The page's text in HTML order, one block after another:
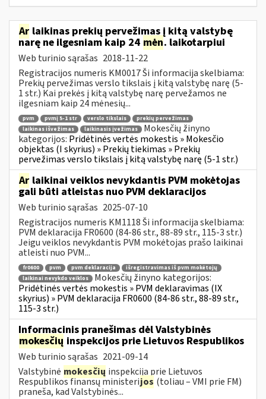
Ar laikinas prekių pervežimas į kitą valstybę
narę ne ilgesniam kaip 24 mėn. laikotarpiui
Web turinio sąrašas 2018-11-22
Registracijos numeris KM0017 Ši informacija skelbiama:
Prekių pervežimas verslo tikslais į kitą valstybę narę (5-
1 str.) Kai prekės į kitą valstybę narę pervežamos ne
ilgesniam kaip 24 mėnesių...
pvm pvmį 5-1 str verslo tikslais
prekių pervežimas
laikinas išvežimas
laikinasis įvežimas
Mokesčių žinyno
kategorijos: Pridėtinės vertės mokestis » Mokesčio
objektas (I skyrius) » Prekių tiekimas » Prekių
pervežimas verslo tikslais į kitą valstybę narę (5-1 str.)
Ar laikinai veiklos nevykdantis PVM mokėtojas
gali būti atleistas nuo PVM deklaracijos
Web turinio sąrašas 2025-07-10
Registracijos numeris KM1118 Ši informacija skelbiama:
PVM deklaracija FR0600 (84-86 str., 88-89 str., 115-3 str.)
Jeigu veiklos nevykdantis PVM mokėtojas prašo laikinai
atleisti nuo PVM...
fr0600 pvm pvm deklaracija
išregistravimas iš pvm mokėtojų
laikinai nevykdo veiklos
Mokesčių žinyno kategorijos:
Pridėtinės vertės mokestis » PVM deklaravimas (IX
skyrius) » PVM deklaracija FR0600 (84-86 str., 88-89 str.,
115-3 str.)
Informacinis pranešimas dėl Valstybinės
mokesčių inspekcijos prie Lietuvos Respublikos
Web turinio sąrašas 2021-09-14
Valstybinė mokesčių inspekcija prie Lietuvos
Respublikos finansų ministerijos (toliau – VMI prie FM)
praneša, kad Valstybinės...